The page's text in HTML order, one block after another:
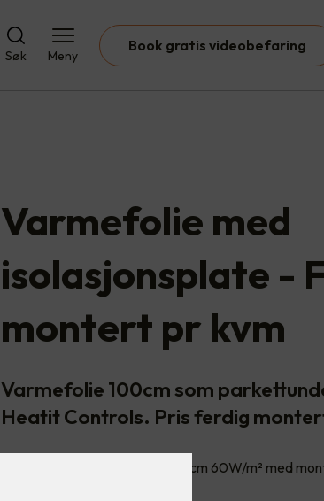
Søk Meny
Book gratis videobefaring
Varmefolie med
isolasjonsplate -
montert pr kvm
Varmefolie 100cm som
Heatit Controls. Pris ferdig
Heatit Controls varmefolie 100cm 60W/m² med